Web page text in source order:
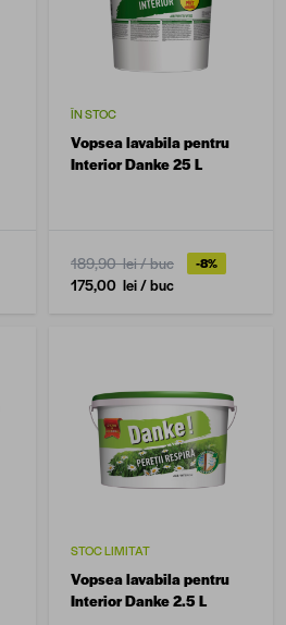
ÎN STOC
Vopsea lavabila pentru
Interior Danke 25 L
189,90 lei/ buc -8%
175,00 lei/ buc
STOC LIMITAT
Vopsea lavabila pentru
Interior Danke 2.5 L